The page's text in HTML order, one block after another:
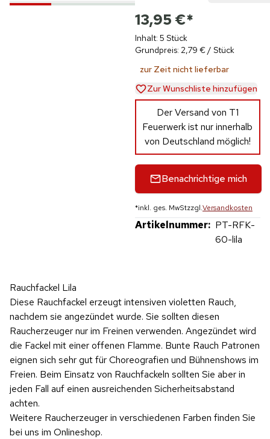
13,95 €*
Inhalt: 5 Stück
Grundpreis: 2,79 € / Stück
zur Zeit nicht lieferbar
Zur Wunschliste hinzufügen
Der Versand von T1
Feuerwerk ist nur innerhalb
von Deutschland möglich!
Benachrichtige mich
*inkl. ges. MwStzzgl.Versandkosten
Artikelnummer: PT-RFK-
60-lila
Rauchfackel Lila
Diese Rauchfackel erzeugt intensiven violetten Rauch,
nachdem sie angezündet wurde. Sie sollten diesen
Raucherzeuger nur im Freinen verwenden. Angezündet wird
die Fackel mit einer offenen Flamme. Bunte Rauch Patronen
eignen sich sehr gut für Choreografien und Bühnenshows im
Freien. Beim Einsatz von Rauchfackeln sollten Sie aber in
jeden Fall auf einen ausreichenden Sicherheitsabstand
achten.
Weitere Raucherzeuger in verschiedenen Farben finden Sie
bei uns im Onlineshop.